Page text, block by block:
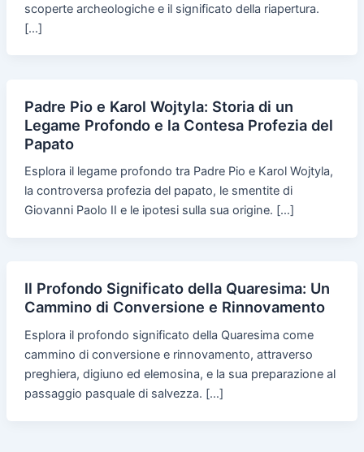
scoperte archeologiche e il significato della riapertura.
[…]
Padre Pio e Karol Wojtyla: Storia di un
Legame Profondo e la Contesa Profezia del
Papato
Esplora il legame profondo tra Padre Pio e Karol Wojtyla,
la controversa profezia del papato, le smentite di
Giovanni Paolo II e le ipotesi sulla sua origine. […]
Il Profondo Significato della Quaresima: Un
Cammino di Conversione e Rinnovamento
Esplora il profondo significato della Quaresima come
cammino di conversione e rinnovamento, attraverso
preghiera, digiuno ed elemosina, e la sua preparazione al
passaggio pasquale di salvezza. […]